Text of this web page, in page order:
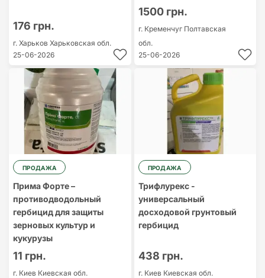
176 грн.
г. Харьков Харьковская обл.
25-06-2026
1500 грн.
г. Кременчуг Полтавская
обл.
25-06-2026
ПРОДАЖА
Прима Форте –
противодводольный
гербицид для защиты
зерновых культур и
кукурузы
11 грн.
г. Киев Киевская обл.
ПРОДАЖА
Трифлурекс -
универсальный
досходовой грунтовый
гербицид
438 грн.
г. Киев Киевская обл.